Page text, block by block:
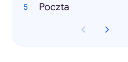
Poczta